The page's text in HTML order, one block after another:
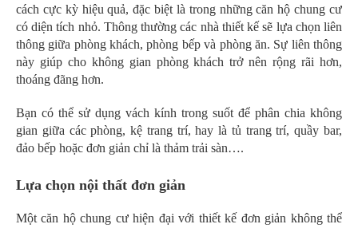
cách cực kỳ hiệu quả, đặc biệt là trong những căn hộ chung cư
có diện tích nhỏ. Thông thường các nhà thiết kế sẽ lựa chọn liên
thông giữa phòng khách, phòng bếp và phòng ăn. Sự liên thông
này giúp cho không gian phòng khách trở nên rộng rãi hơn,
thoáng đãng hơn.
Bạn có thể sử dụng vách kính trong suốt để phân chia không
gian giữa các phòng, kệ trang trí, hay là tủ trang trí, quầy bar,
đảo bếp hoặc đơn giản chỉ là thảm trải sàn….
Lựa chọn nội thất đơn giản
Một căn hộ chung cư hiện đại với thiết kế đơn giản không thể